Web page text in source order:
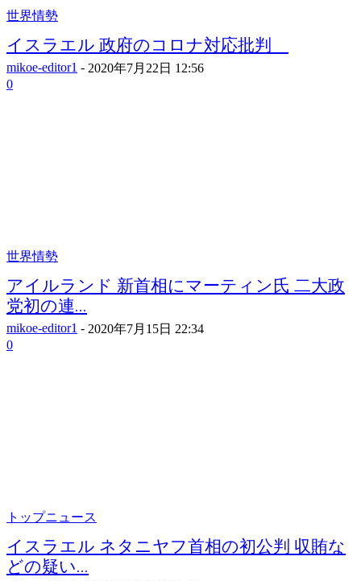
世界情勢
イスラエル 政府のコロナ対応批判
mikoe-editor1 - 2020年7月22日 12:56
0
世界情勢
アイルランド 新首相にマーティン氏 二大政
党初の連...
mikoe-editor1 - 2020年7月15日 22:34
0
トップニュース
イスラエル ネタニヤフ首相の初公判 収賄な
どの疑い...